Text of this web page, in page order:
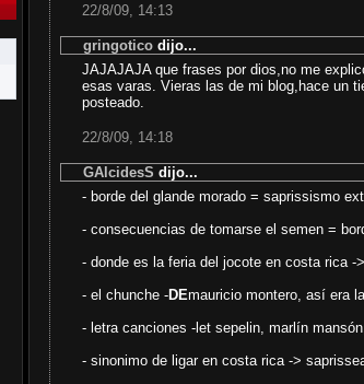
22/8/09, 14:13
gringotico dijo...
JAJAJAJA que frases por dios,no me
esas varas. Vieras las de mi blog,hace un
posteado.
22/8/09, 14:18
GAlcidesS dijo...
- borde del glande morado = saprissismo
- consecuencias de tomarse el semen =
- donde es la feria del jocote en costa rica -
- el chunche -DEmauricio montero, así era
- letra canciones -let sepelin, marlín
- sinonimo de ligar en costa rica ->